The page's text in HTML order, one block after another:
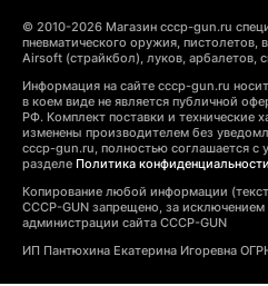
© 2010-2026 Магазин cccp-gun.ru
пневматического оружия, пистолетов,
Airsoft (страйкбол), луков, арбалетов,
Информация на сайте cccp-gun.ru
в коем виде не является публичной
РФ. Комплект поставки и технические
изменены производителем без
cccp-gun.ru, полностью соглашается с
разделе Политика
Копирование любой информации
CCCP-GUN запрещено, за
администрации сайта CCCP-GUN
ИП Пантюхина Екатерина Игоревна